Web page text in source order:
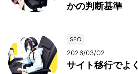
かの判断基準
SEO
2026/03/02
サイト移行でよ